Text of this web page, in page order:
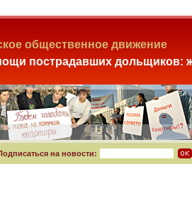
общественное движение
пострадавших дольщиков:
на новости: